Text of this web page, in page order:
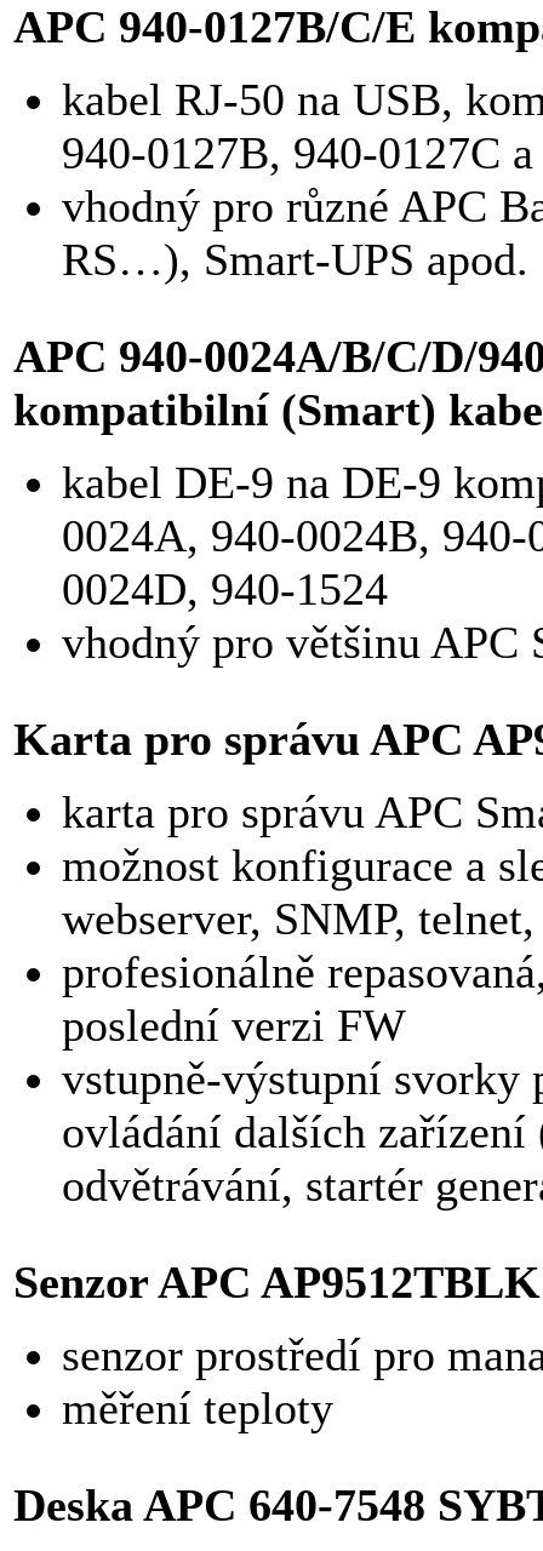
APC 940-0127B/C/E
kabel RJ-50 na USB,
940-0127B, 940-0127C
vhodný pro různé APC
RS…), Smart-UPS apod.
APC 940-0024A/B/C/D/
kompatibilní (Smart)
kabel DE-9 na DE-9
0024A, 940-0024B, 940-
0024D, 940-1524
vhodný pro většinu APC
Karta pro správu APC
karta pro správu APC
možnost konfigurace a
webserver, SNMP,
profesionálně
poslední verzi FW
vstupně-výstupní svorky
ovládání dalších zařízení
odvětrávání, startér
Senzor APC AP9512TBLK
senzor prostředí pro
měření teploty
Deska APC 640-7548